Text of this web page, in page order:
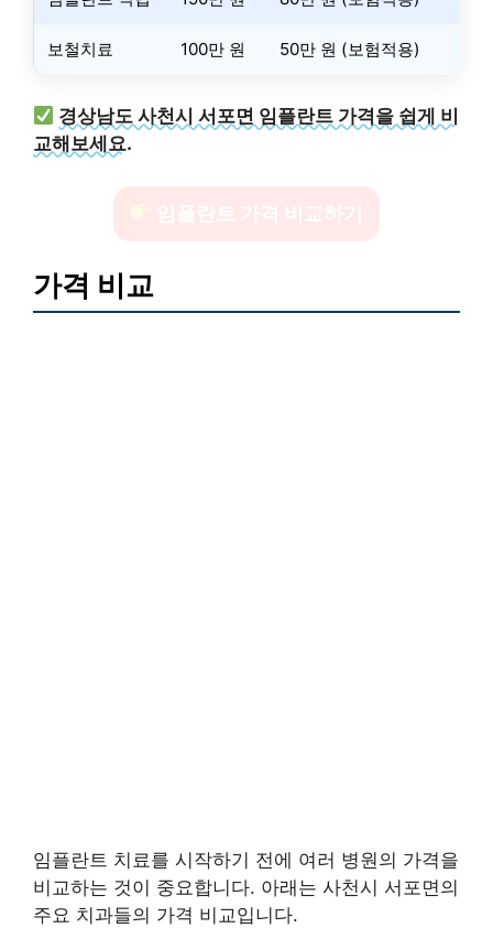
보철치료 100만 원 50만 원 (보험적용)
경상남도 사천시 서포면 임플란트 가격을 쉽게 비
교해보세요.
가격 비교
임플란트 치료를 시작하기 전에 여러 병원의 가격을
비교하는 것이 중요합니다. 아래는 사천시 서포면의
주요 치과들의 가격 비교입니다.